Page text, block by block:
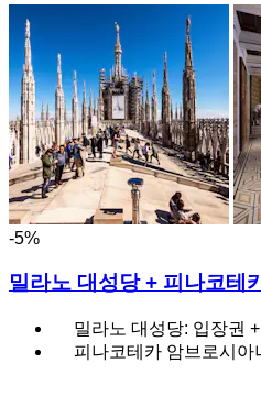
-5%
밀라노 대성당 + 피나코테
밀라노 대성당: 입장권
피나코테카 암브로시아